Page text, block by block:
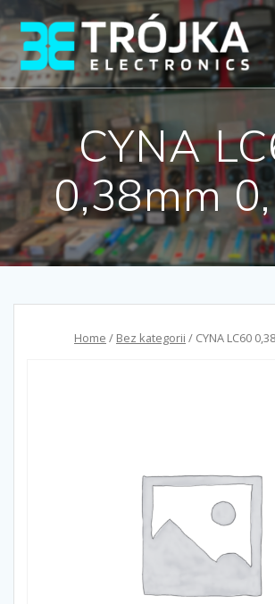
Przejdź
do
treści
CYNA
0,38mm
Home / Bez kategorii / CYNA LC60